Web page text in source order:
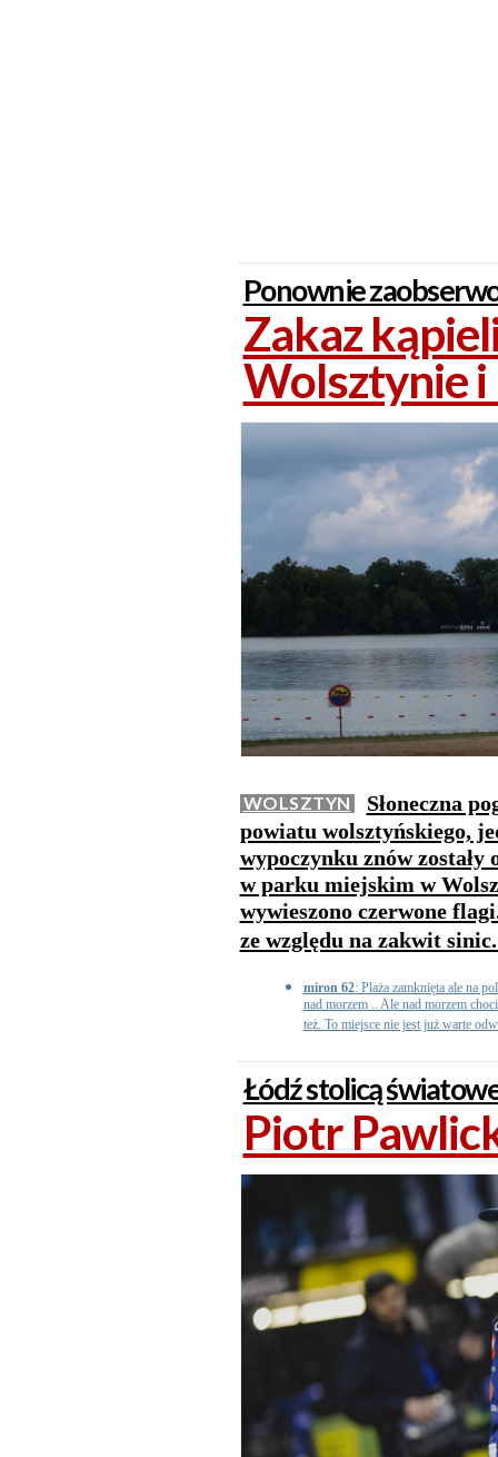
Ponownie
Zakaz
Wolsztynie
WOLSZTYN
Słoneczna
powiatu wolsztyńskiego,
wypoczynku znów
w parku miejskim w
wywieszono czerwone
ze względu na zakwit
miron 62: Plaża zamknięta ale na
nad morzem .. Ale nad morzem
też. To miejsce nie jest już warte
Łódź stolicą
Piotr